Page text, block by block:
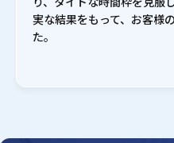
実な結果をもって、お客様
た。